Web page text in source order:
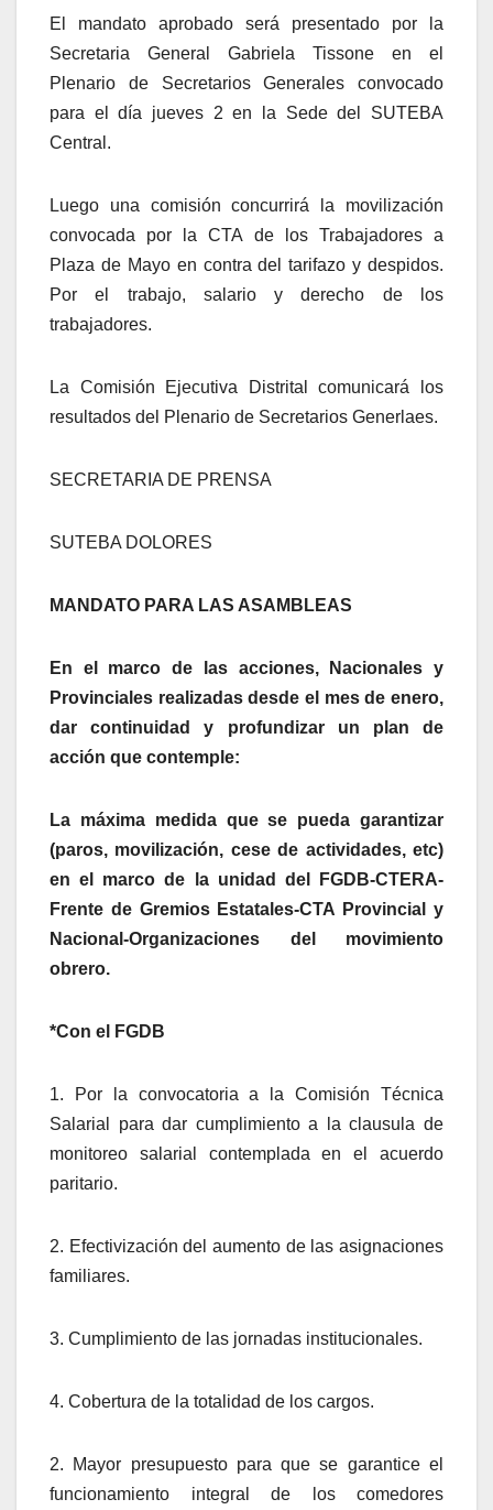
El mandato aprobado será presentado por la
Secretaria General Gabriela Tissone en el
Plenario de Secretarios Generales convocado
para el día jueves 2 en la Sede del SUTEBA
Central.
Luego una comisión concurrirá la movilización
convocada por la CTA de los Trabajadores a
Plaza de Mayo en contra del tarifazo y despidos.
Por el trabajo, salario y derecho de los
trabajadores.
La Comisión Ejecutiva Distrital comunicará los
resultados del Plenario de Secretarios Generlaes.
SECRETARIA DE PRENSA
SUTEBA DOLORES
MANDATO PARA LAS ASAMBLEAS
En el marco de las acciones, Nacionales y
Provinciales realizadas desde el mes de enero,
dar continuidad y profundizar un plan de
acción que contemple:
La máxima medida que se pueda garantizar
(paros, movilización, cese de actividades, etc)
en el marco de la unidad del FGDB-CTERA-
Frente de Gremios Estatales-CTA Provincial y
Nacional-Organizaciones del movimiento
obrero.
*Con el FGDB
1. Por la convocatoria a la Comisión Técnica
Salarial para dar cumplimiento a la clausula de
monitoreo salarial contemplada en el acuerdo
paritario.
2. Efectivización del aumento de las asignaciones
familiares.
3. Cumplimiento de las jornadas institucionales.
4. Cobertura de la totalidad de los cargos.
2. Mayor presupuesto para que se garantice el
funcionamiento integral de los comedores